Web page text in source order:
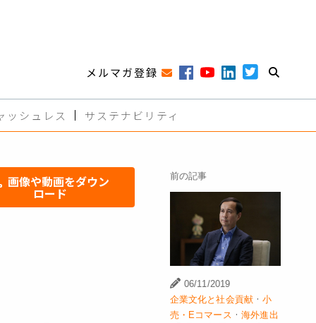
メルマガ登録
ッシュレス サステナビリティ
画像や動画をダウン
ロード
前の記事
06/11/2019
企業文化と社会貢献 ·小
売・Eコマース ·海外進出